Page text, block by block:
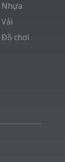
Nhựa
Vải
Đồ chơi